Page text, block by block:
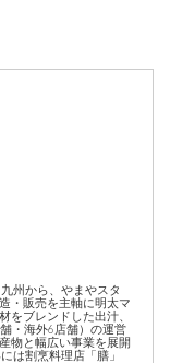
州から、やまやスタ
・販売を主軸に明太マ
をブレンドした出汁、
・海外6店舗）の運営
物と幅広い事業を展開
は割烹料理店「膳」